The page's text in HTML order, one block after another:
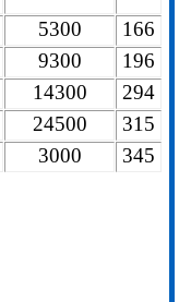
5300
166
9300
196
14300
294
24500
315
3000 345